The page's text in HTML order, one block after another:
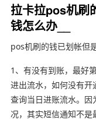
拉卡拉pos机刷
钱怎么办__
pos机刷的钱已划帐但
1、有没有到账，最好
进出流水，如何没有开
查询当日进账流水。
况，其实短信通知不是